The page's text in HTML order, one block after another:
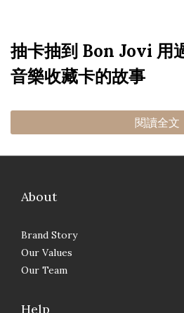
抽卡抽到 Bon Jovi 用
音樂收藏卡的故事
閱讀全文
About
Brand Story
Our Values
Our Team
Help